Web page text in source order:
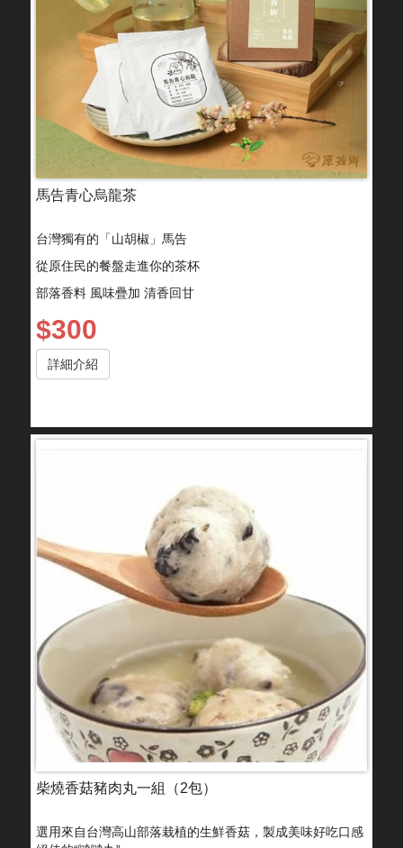
馬告青心烏龍茶
台灣獨有的「山胡椒」馬告
從原住民的餐盤走進你的茶杯
部落香料 風味疊加 清香回甘
$300
詳細介紹
柴燒香菇豬肉丸一組（2包）
選用來自台灣高山部落栽植的生鮮香菇，製成美味好吃口感